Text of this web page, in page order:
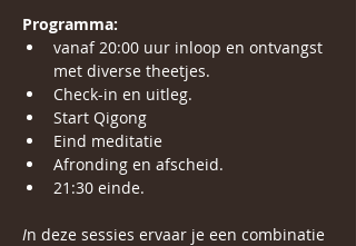
Programma:
vanaf 20:00 uur inloop en ontvangst
met diverse theetjes.
Check-in en uitleg.
Start Qigong
Eind meditatie
Afronding en afscheid.
21:30 einde.
In deze sessies ervaar je een combinatie